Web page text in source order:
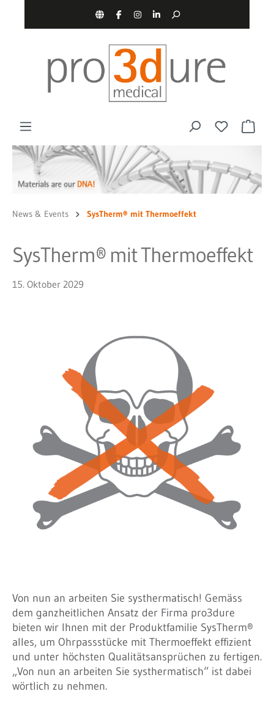
News & Events SysTherm® mit Thermoeffekt
SysTherm® mit Thermoeffekt
15. Oktober 2029
Von nun an arbeiten Sie systhermatisch! Gemäss
dem ganzheitlichen Ansatz der Firma pro3dure
bieten wir Ihnen mit der Produktfamilie SysTherm®
alles, um Ohrpassstücke mit Thermoeffekt effizient
und unter höchsten Qualitätsansprüchen zu fertigen.
„Von nun an arbeiten Sie systhermatisch“ ist dabei
wörtlich zu nehmen.